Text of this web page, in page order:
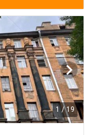
1 / 19